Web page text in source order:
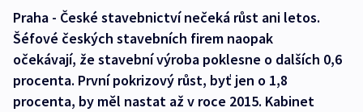
Praha - České stavebnictví nečeká růst ani letos.
Šéfové českých stavebních firem naopak
očekávají, že stavební výroba poklesne o dalších 0,6
procenta. První pokrizový růst, byť jen o 1,8
procenta, by měl nastat až v roce 2015. Kabinet